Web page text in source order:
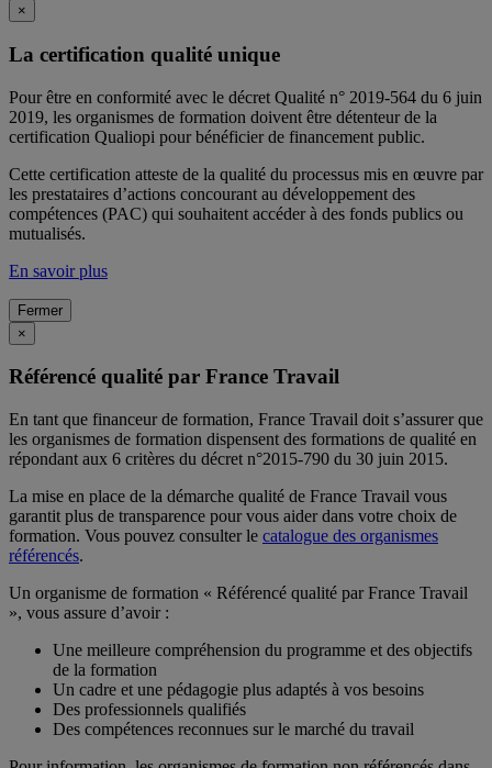
×
La certification qualité unique
Pour être en conformité avec le décret Qualité n° 2019-564 du 6 juin
2019, les organismes de formation doivent être détenteur de la
certification Qualiopi pour bénéficier de financement public.
Cette certification atteste de la qualité du processus mis en œuvre par
les prestataires d’actions concourant au développement des
compétences (PAC) qui souhaitent accéder à des fonds publics ou
mutualisés.
En savoir plus
Fermer
×
Référencé qualité par France Travail
En tant que financeur de formation, France Travail doit s’assurer que
les organismes de formation dispensent des formations de qualité en
répondant aux 6 critères du décret n°2015-790 du 30 juin 2015.
La mise en place de la démarche qualité de France Travail vous
garantit plus de transparence pour vous aider dans votre choix de
formation. Vous pouvez consulter le catalogue des organismes
référencés.
Un organisme de formation « Référencé qualité par France Travail
», vous assure d’avoir :
Une meilleure compréhension du programme et des objectifs
de la formation
Un cadre et une pédagogie plus adaptés à vos besoins
Des professionnels qualifiés
Des compétences reconnues sur le marché du travail